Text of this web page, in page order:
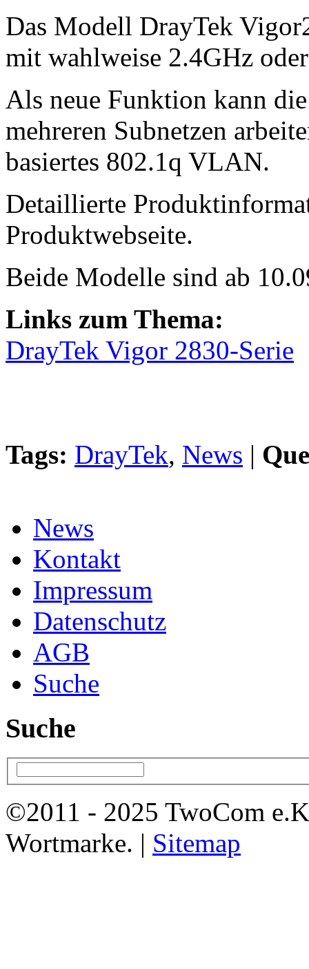
Das Modell DrayTek
mit wahlweise 2.4GHz
Als neue Funktion kann
mehreren Subnetzen
basiertes 802.1q VLAN.
Detaillierte
Produktwebseite.
Beide Modelle sind ab
Links zum Thema:
DrayTek Vigor 2830-Serie
Tags: DrayTek, News |
News
Kontakt
Impressum
Datenschutz
AGB
Suche
Suche
©2011 - 2025 TwoCom
Wortmarke. | Sitemap